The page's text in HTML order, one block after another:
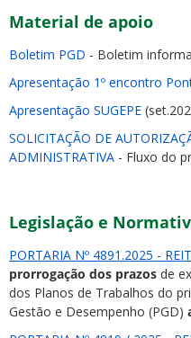
Material de apoio
Boletim PGD - Boletim
Apresentação 1º encontro
Apresentação SUGEPE
SOLICITAÇÃO DE
ADMINISTRATIVA - Fluxo do
Legislação e
PORTARIA Nº 4891.2025 - REIT
prorrogação dos prazos de
dos Planos de Trabalhos do
Gestão e Desempenho (PGD)